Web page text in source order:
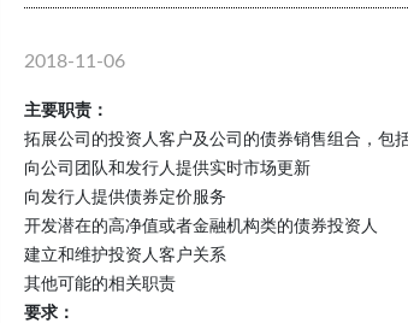
2018-11-06
主要职责：
拓展公司的投资人客户及公司的债券销售组合，包
向公司团队和发行人提供实时市场更新
向发行人提供债券定价服务
开发潜在的高净值或者金融机构类的债券投资人
建立和维护投资人客户关系
其他可能的相关职责
要求：